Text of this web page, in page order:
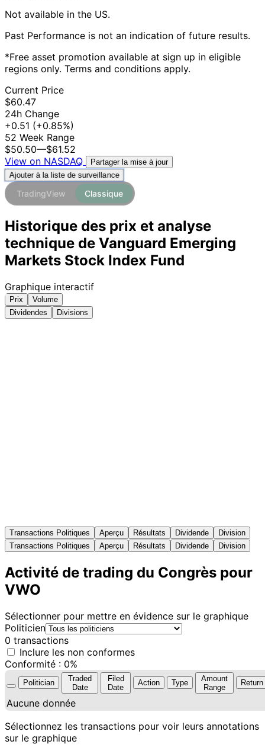
Not available in the US.
Past Performance is not an indication of future results.
*Free asset promotion available at sign up in eligible
regions only. Terms and conditions apply.
Current Price
$60.47
24h Change
+0.51 (+0.85%)
52 Week Range
$50.50—$61.52
View on NASDAQ
Partager la mise à jour
Ajouter à la liste de surveillance
TradingView Classique
Historique des prix et analyse
technique de Vanguard Emerging
Markets Stock Index Fund
Graphique interactif
Prix
Volume
Dividendes
Divisions
Transactions Politiques Aperçu Résultats Dividende
Division
Transactions Politiques
Aperçu Résultats Dividende Division
Activité de trading du Congrès pour
VWO
Sélectionner pour mettre en évidence sur le graphique
Politicien
0 transactions
Inclure les non conformes
Conformité : 0%
Politician
Traded
Date
Filed
Date
Action Type
Amount
Range
Return
Aucune donnée
Sélectionnez les transactions pour voir leurs annotations
sur le graphique